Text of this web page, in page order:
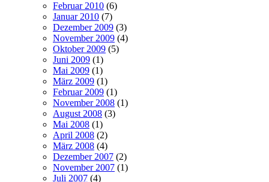
Februar 2010 (6)
Januar 2010 (7)
Dezember 2009 (3)
November 2009 (4)
Oktober 2009 (5)
Juni 2009 (1)
Mai 2009 (1)
März 2009 (1)
Februar 2009 (1)
November 2008 (1)
August 2008 (3)
Mai 2008 (1)
April 2008 (2)
März 2008 (4)
Dezember 2007 (2)
November 2007 (1)
Juli 2007 (4)